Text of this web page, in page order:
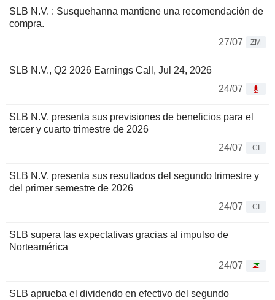
SLB N.V. : Susquehanna mantiene una recomendación de
compra.
27/07
ZM
SLB N.V., Q2 2026 Earnings Call, Jul 24, 2026
24/07
SLB N.V. presenta sus previsiones de beneficios para el
tercer y cuarto trimestre de 2026
24/07
CI
SLB N.V. presenta sus resultados del segundo trimestre y
del primer semestre de 2026
24/07
CI
SLB supera las expectativas gracias al impulso de
Norteamérica
24/07
SLB aprueba el dividendo en efectivo del segundo